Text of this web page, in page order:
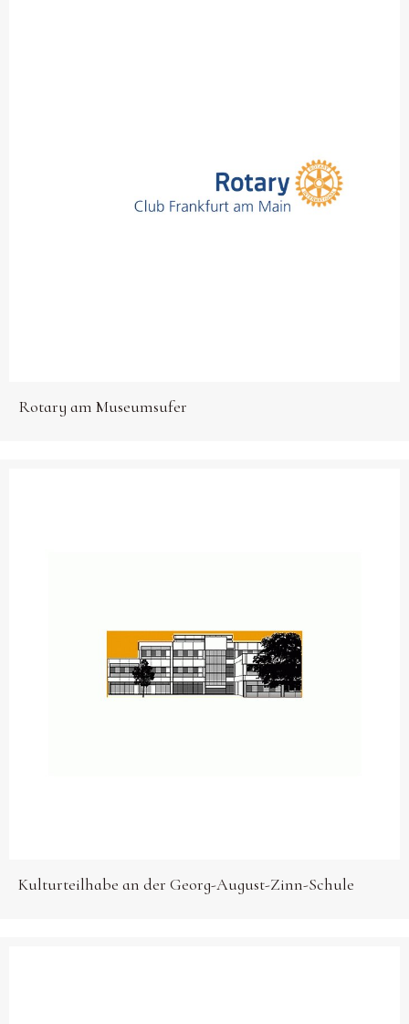
Rotary am Museumsufer
Kulturteilhabe an der Georg-August-Zinn-Schule